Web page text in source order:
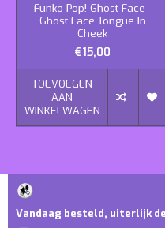
Funko Pop! Ghost Face -
Ghost Face Tongue In
Cheek
€15,00
TOEVOEGEN
AAN
WINKELWAGEN
Vandaag besteld, uiterlijk